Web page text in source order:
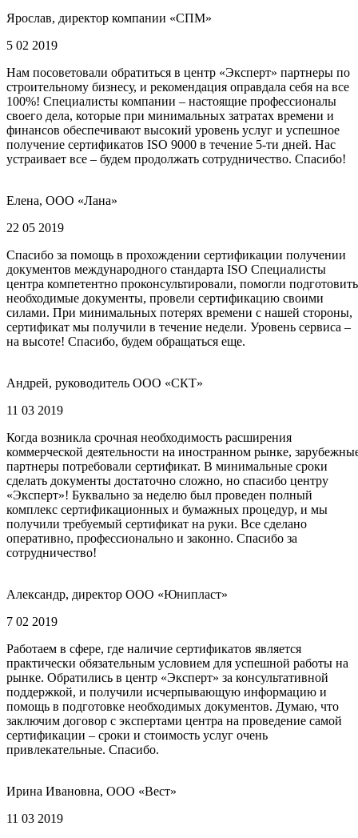
Ярослав, директор компании «СПМ»
5 02 2019
Нам посоветовали обратиться в центр «Эксперт» партнеры по
строительному бизнесу, и рекомендация оправдала себя на все
100%! Специалисты компании – настоящие профессионалы
своего дела, которые при минимальных затратах времени и
финансов обеспечивают высокий уровень услуг и успешное
получение сертификатов ISO 9000 в течение 5-ти дней. Нас
устраивает все – будем продолжать сотрудничество. Спасибо!
Елена, ООО «Лана»
22 05 2019
Спасибо за помощь в прохождении сертификации получении
документов международного стандарта ISO Специалисты
центра компетентно проконсультировали, помогли подготовить
необходимые документы, провели сертификацию своими
силами. При минимальных потерях времени с нашей стороны,
сертификат мы получили в течение недели. Уровень сервиса –
на высоте! Спасибо, будем обращаться еще.
Андрей, руководитель ООО «СКТ»
11 03 2019
Когда возникла срочная необходимость расширения
коммерческой деятельности на иностранном рынке,
партнеры потребовали сертификат. В минимальные сроки
сделать документы достаточно сложно, но спасибо центру
«Эксперт»! Буквально за неделю был проведен полный
комплекс сертификационных и бумажных процедур, и мы
получили требуемый сертификат на руки. Все сделано
оперативно, профессионально и законно. Спасибо за
сотрудничество!
Александр, директор ООО «Юнипласт»
7 02 2019
Работаем в сфере, где наличие сертификатов является
практически обязательным условием для успешной работы на
рынке. Обратились в центр «Эксперт» за консультативной
поддержкой, и получили исчерпывающую информацию и
помощь в подготовке необходимых документов. Думаю, что
заключим договор с экспертами центра на проведение самой
сертификации – сроки и стоимость услуг очень
привлекательные. Спасибо.
Ирина Ивановна, ООО «Вест»
11 03 2019